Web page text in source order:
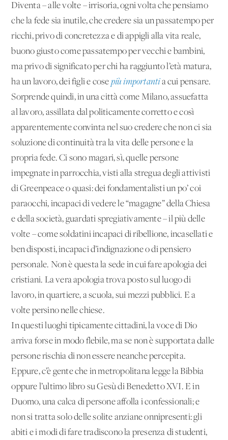
Diventa – alle volte – irrisoria, ogni volta che pensiamo
che la fede sia inutile, che credere sia un passatempo per
ricchi, privo di concretezza e di appigli alla vita reale,
buono giusto come passatempo per vecchi e bambini,
ma privo di significato per chi ha raggiunto l’età matura,
ha un lavoro, dei figli e cose più importantia cui pensare.
Sorprende quindi, in una città come Milano, assuefatta
al lavoro, assillata dal politicamente corretto e così
apparentemente convinta nel suo credere che non ci sia
soluzione di continuità tra la vita delle persone e la
propria fede. Ci sono magari, sì, quelle persone
impegnate in parrocchia, visti alla stregua degli attivisti
di Greenpeace o quasi: dei fondamentalisti un po’ coi
paraocchi, incapaci di vedere le “magagne” della Chiesa
e della società, guardati spregiativamente – il più delle
volte – come soldatini incapaci di ribellione, incasellati e
ben disposti, incapaci d’indignazione o di pensiero
personale. Non è questa la sede in cui fare apologia dei
cristiani. La vera apologia trova posto sul luogo di
lavoro, in quartiere, a scuola, sui mezzi pubblici. E a
volte persino nelle chiese.
In questi luoghi tipicamente cittadini, la voce di Dio
arriva forse in modo flebile, ma se non è supportata dalle
persone rischia di non essere neanche percepita.
Eppure, c’è gente che in metropolitana legge la Bibbia
oppure l’ultimo libro su Gesù di Benedetto XVI. E in
Duomo, una calca di persone affolla i confessionali; e
non si tratta solo delle solite anziane onnipresenti: gli
abiti e i modi di fare tradiscono la presenza di studenti,